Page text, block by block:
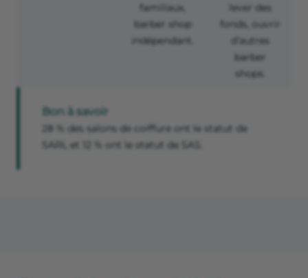
familiaux,
barber shop
indépendant.
lever des
fonds, ouvrir
d’autres
barber
shops.
Bon à savoir
28 % des salons de coiffure ont le statut de
SARL et 12 % ont le statut de SAS.